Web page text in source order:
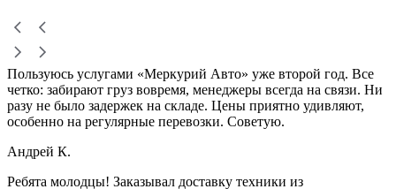
Пользуюсь услугами «Меркурий Авто» уже второй год. Все
четко: забирают груз вовремя, менеджеры всегда на связи. Ни
разу не было задержек на складе. Цены приятно удивляют,
особенно на регулярные перевозки. Советую.
Андрей К.
Ребята молодцы! Заказывал доставку техники из